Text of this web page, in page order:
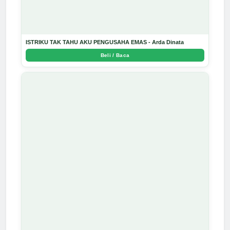
ISTRIKU TAK TAHU AKU PENGUSAHA EMAS - Arda Dinata
Beli / Baca